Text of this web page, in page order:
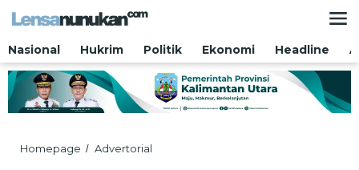
Nasional
Hukrim Politik Ekonomi Headline
Homepage / Advertorial